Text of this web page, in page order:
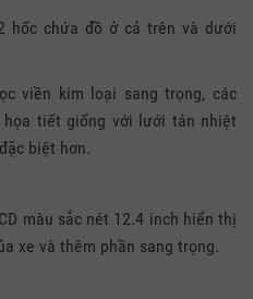
hốc chứa đồ ở cả trên và dưới
viền kim loại sang trọng, các
tiết giống với lưới tản nhiệt
biệt hơn.
màu sắc nét 12.4 inch hiển thị
xe và thêm phần sang trọng.